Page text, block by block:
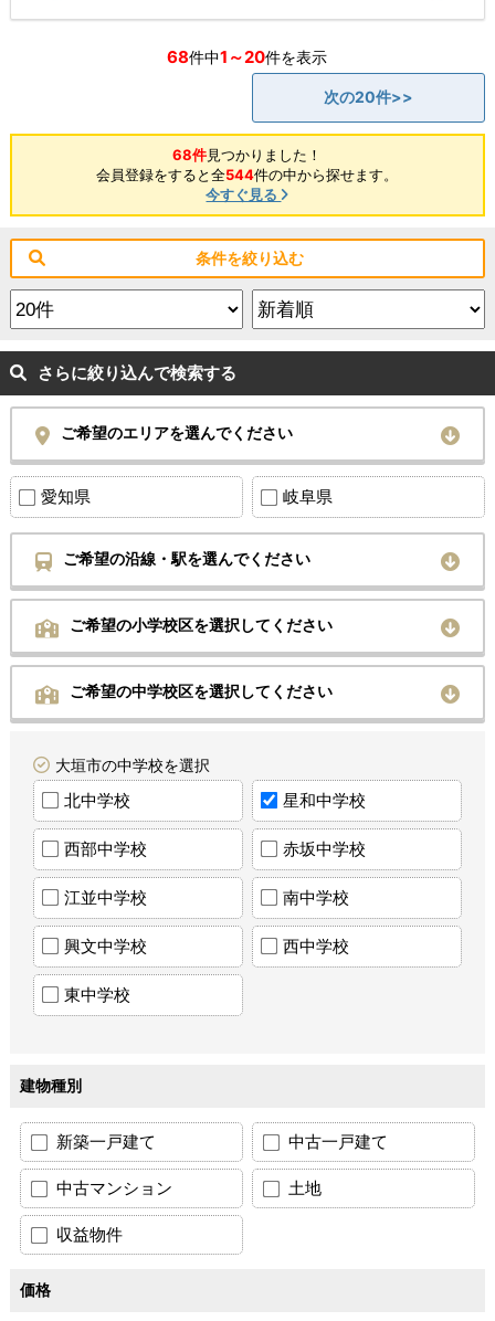
68件中1～20件を表示
次の20件>>
68件見つかりました！
会員登録をすると全544件の中から探せます。
今すぐ見る
条件を絞り込む
さらに絞り込んで検索する
ご希望のエリアを選んでください
愛知県 岐阜県
ご希望の沿線・駅を選んでください
ご希望の小学校区を選択してください
ご希望の中学校区を選択してください
大垣市の中学校を選択
北中学校 星和中学校
西部中学校 赤坂中学校
江並中学校 南中学校
興文中学校 西中学校
東中学校
建物種別
新築一戸建て 中古一戸建て
中古マンション 土地
収益物件
価格